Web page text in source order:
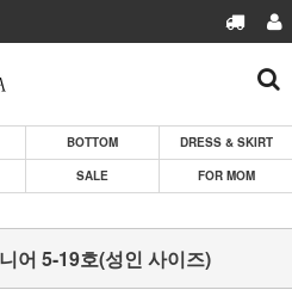
BOTTOM
DRESS & SKIRT
SALE FOR MOM
어 5-19호(성인 사이즈)